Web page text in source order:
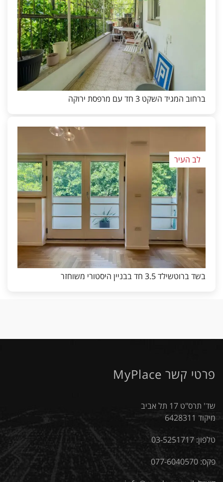
ברחוב המגיד השקט 3 חד עם מרפסת ירוקה
לב העיר
בשד ברוטשילד 3.5 חד בבניין היסטורי משוחזר
פרטי קשר MyPlace
שד' תרס"ט 17 תל אביב
מיקוד 6428311
טלפון:03-5251717
פקס: 077-6040570